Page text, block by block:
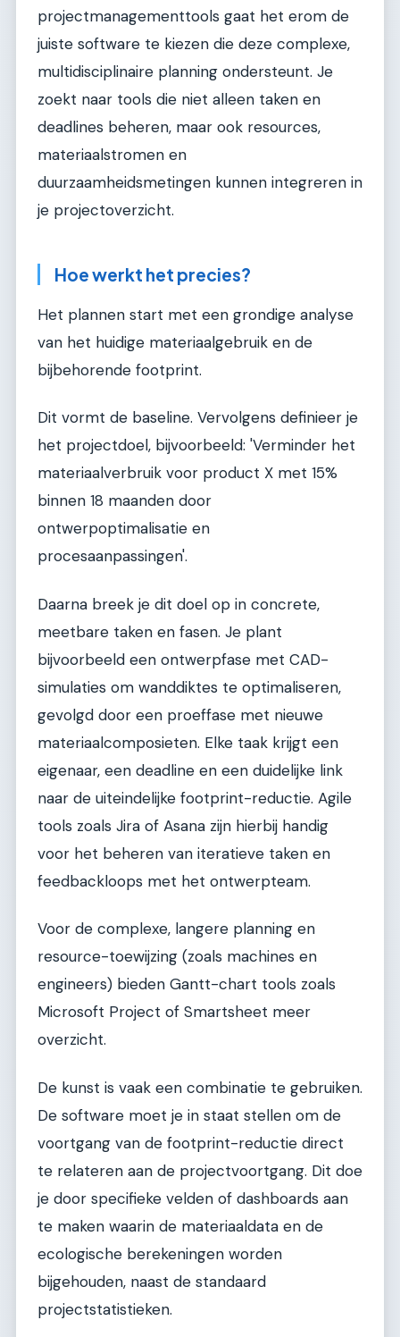
projectmanagementtools gaat het erom de
juiste software te kiezen die deze complexe,
multidisciplinaire planning ondersteunt. Je
zoekt naar tools die niet alleen taken en
deadlines beheren, maar ook resources,
materiaalstromen en
duurzaamheidsmetingen kunnen integreren in
je projectoverzicht.
Hoe werkt het precies?
Het plannen start met een grondige analyse
van het huidige materiaalgebruik en de
bijbehorende footprint.
Dit vormt de baseline. Vervolgens definieer je
het projectdoel, bijvoorbeeld: 'Verminder het
materiaalverbruik voor product X met 15%
binnen 18 maanden door
ontwerpoptimalisatie en
procesaanpassingen'.
Daarna breek je dit doel op in concrete,
meetbare taken en fasen. Je plant
bijvoorbeeld een ontwerpfase met CAD-
simulaties om wanddiktes te optimaliseren,
gevolgd door een proeffase met nieuwe
materiaalcomposieten. Elke taak krijgt een
eigenaar, een deadline en een duidelijke link
naar de uiteindelijke footprint-reductie. Agile
tools zoals Jira of Asana zijn hierbij handig
voor het beheren van iteratieve taken en
feedbackloops met het ontwerpteam.
Voor de complexe, langere planning en
resource-toewijzing (zoals machines en
engineers) bieden Gantt-chart tools zoals
Microsoft Project of Smartsheet meer
overzicht.
De kunst is vaak een combinatie te gebruiken.
De software moet je in staat stellen om de
voortgang van de footprint-reductie direct
te relateren aan de projectvoortgang. Dit doe
je door specifieke velden of dashboards aan
te maken waarin de materiaaldata en de
ecologische berekeningen worden
bijgehouden, naast de standaard
projectstatistieken.